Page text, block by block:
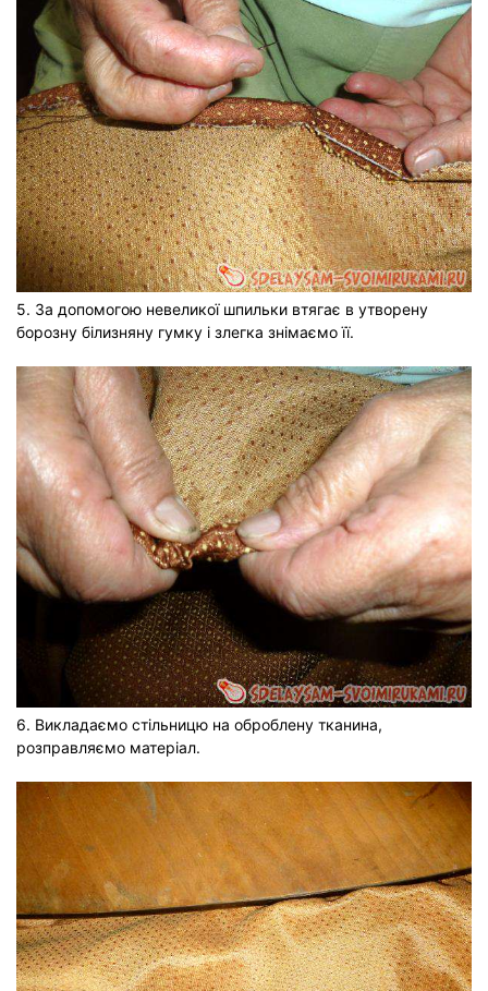
5. За допомогою невеликої шпильки втягає в утворену
борозну білизняну гумку і злегка знімаємо її.
6. Викладаємо стільницю на оброблену тканина,
розправляємо матеріал.